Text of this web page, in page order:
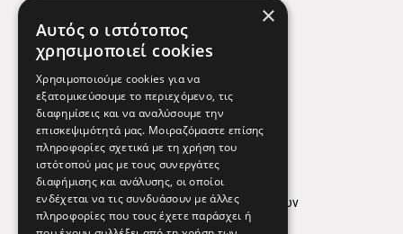
Χρήσιμα Τηλέφωνα
Εφημερεύοντα Φαρμακεία
Απόρρητο
Όροι Χρήσης
Πολιτική προστασίας δεδομένων
×
Αυτός ο ιστότοπος
χρησιμοποιεί cookies
Χρησιμοποιούμε cookies για να
εξατομικεύσουμε το περιεχόμενο, τις
διαφημίσεις και να αναλύσουμε την
επισκεψιμότητά μας. Μοιραζόμαστε επίσης
πληροφορίες σχετικά με τη χρήση του
ιστότοπού μας με τους συνεργάτες
διαφήμισης και ανάλυσης, οι οποίοι
ενδέχεται να τις συνδυάσουν με άλλες
πληροφορίες που τους έχετε παράσχει ή